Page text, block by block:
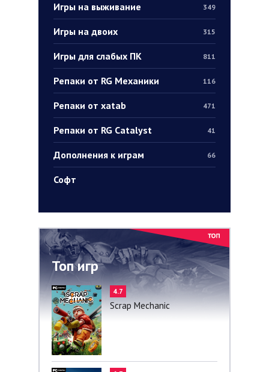
Игры на выживание 349
Игры на двоих 315
Игры для слабых ПК 811
Репаки от RG Механики 116
Репаки от xatab 471
Репаки от RG Catalyst 41
Дополнения к играм 66
Софт
Топ игр
4.7
Scrap Mechanic